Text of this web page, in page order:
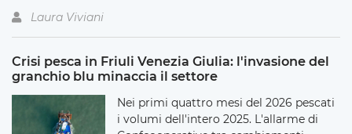
Laura Viviani
Crisi pesca in Friuli Venezia Giulia: l'invasione del
granchio blu minaccia il settore
Nei primi quattro mesi del 2026 pescati
i volumi dell'intero 2025. L'allarme di